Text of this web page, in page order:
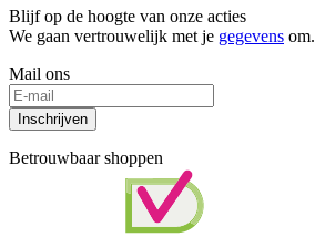
Blijf op de hoogte van onze acties
We gaan vertrouwelijk met je gegevens om.
Mail ons
Inschrijven
Betrouwbaar shoppen